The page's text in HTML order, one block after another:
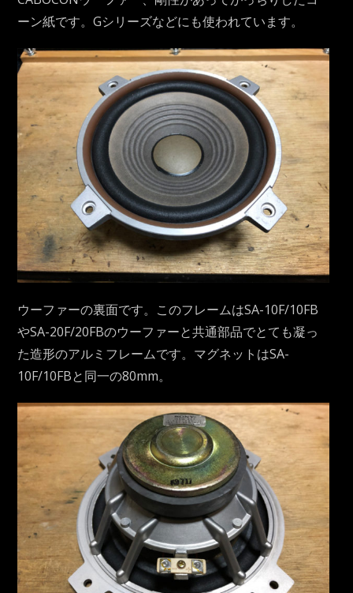
ーン紙です。Gシリーズなどにも使われています。
ウーファーの裏面です。このフレームはSA-10F/10FB
やSA-20F/20FBのウーファーと共通部品でとても凝っ
た造形のアルミフレームです。マグネットはSA-
10F/10FBと同一の80mm。